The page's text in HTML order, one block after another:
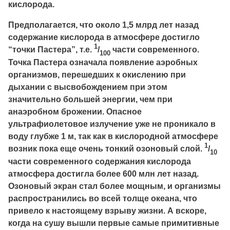
кислорода.
Предполагается, что около 1,5 млрд лет назад
содержание кислорода в атмосфере достигло
“точки Пастера”, т.е. 1/100 части современного.
Точка Пастера означала появление аэробных
организмов, перешедших к окислению при
дыхании с высвобождением при этом
значительно большей энергии, чем при
анаэробном брожении. Опасное
ультрафиолетовое излучение уже не проникало в
воду глубже 1 м, так как в кислородной атмосфере
возник пока еще очень тонкий озоновый слой. 1/10
части современного содержания кислорода
атмосфера достигла более 600 млн лет назад.
Озоновый экран стал более мощным, и организмы
распространились во всей толще океана, что
привело к настоящему взрыву жизни. А вскоре,
когда на сушу вышли первые самые примитивные